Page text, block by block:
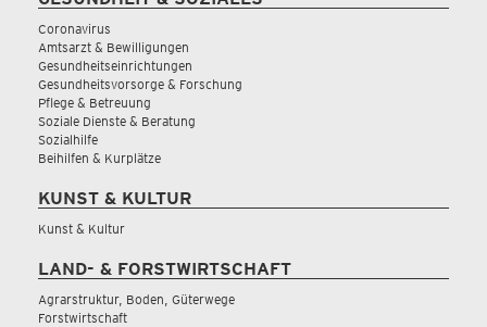
Coronavirus
Amtsarzt & Bewilligungen
Gesundheitseinrichtungen
Gesundheitsvorsorge & Forschung
Pflege & Betreuung
Soziale Dienste & Beratung
Sozialhilfe
Beihilfen & Kurplätze
KUNST & KULTUR
Kunst & Kultur
LAND- & FORSTWIRTSCHAFT
Agrarstruktur, Boden, Güterwege
Forstwirtschaft